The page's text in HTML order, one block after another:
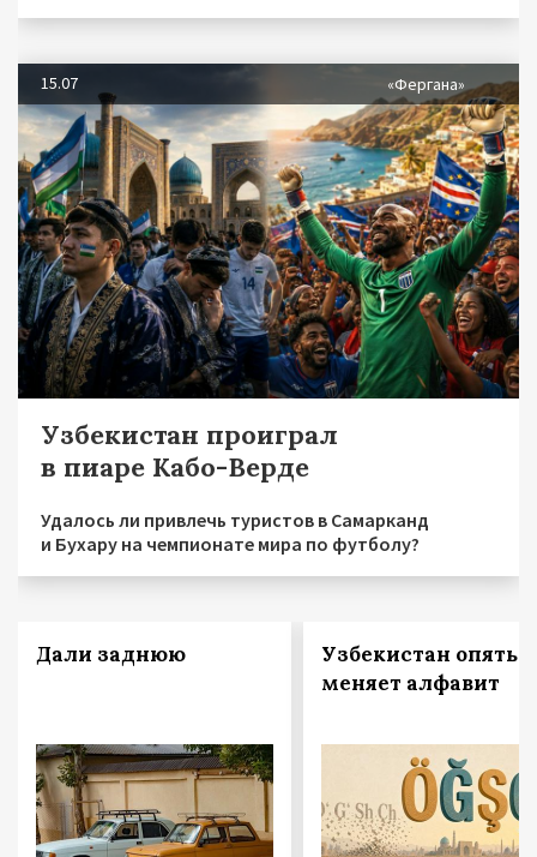
15.07 «Фергана»
Узбекистан проиграл
в пиаре Кабо-Верде
Удалось ли привлечь туристов в Самарканд
и Бухару на чемпионате мира по футболу?
Дали заднюю
Узбекистан опять
меняет алфавит